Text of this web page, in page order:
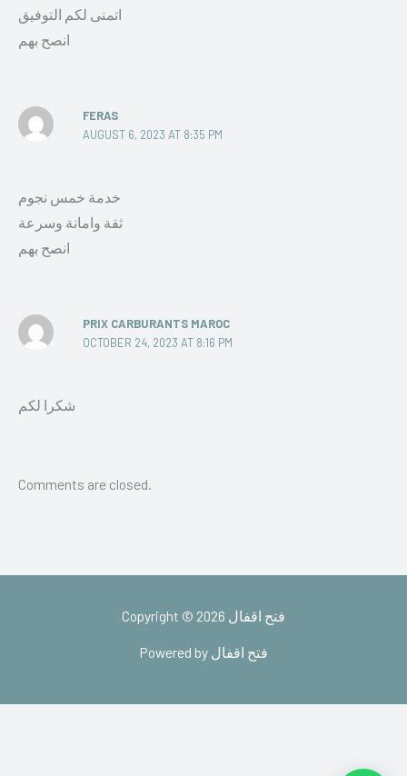
اتمنى لكم التوفيق
انصح بهم
FERAS
AUGUST 6, 2023 AT 8:35 PM
خدمة خمس نجوم
ثقة وامانة وسرعة
انصح بهم
PRIX CARBURANTS MAROC
OCTOBER 24, 2023 AT 8:16 PM
شكرا لكم
Comments are closed.
Copyright © 2026 فتح اقفال
Powered by فتح اقفال